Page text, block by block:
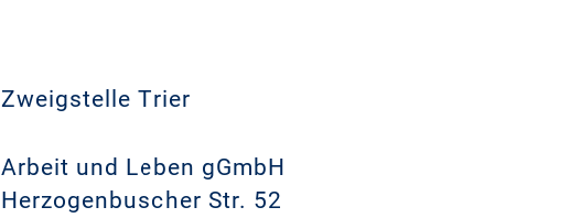
Zweigstelle Trier
Arbeit und Leben gGmbH
Herzogenbuscher Str. 52